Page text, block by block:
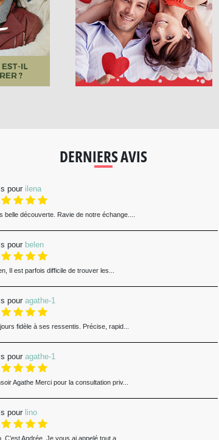
DERNIERS AVIS
pour ilena
belle découverte. Ravie de notre échange....
pour belen
Il est parfois difficile de trouver les...
pour agathe-1
fidèle à ses ressentis. Précise, rapid...
pour agathe-1
Agathe Merci pour la consultation priv...
pour lino
C’est Andrée. Je vous ai appelé tout a...